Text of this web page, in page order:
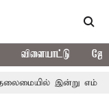
விளையாட்டு
இன்று எம்.பி.க்கள்